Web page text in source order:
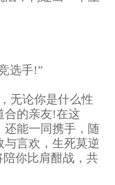
选手!”
无论你是什么性
合的亲友!在这
还能一同携手，随
与言欢，生死莫逆
陪你比肩酣战，共